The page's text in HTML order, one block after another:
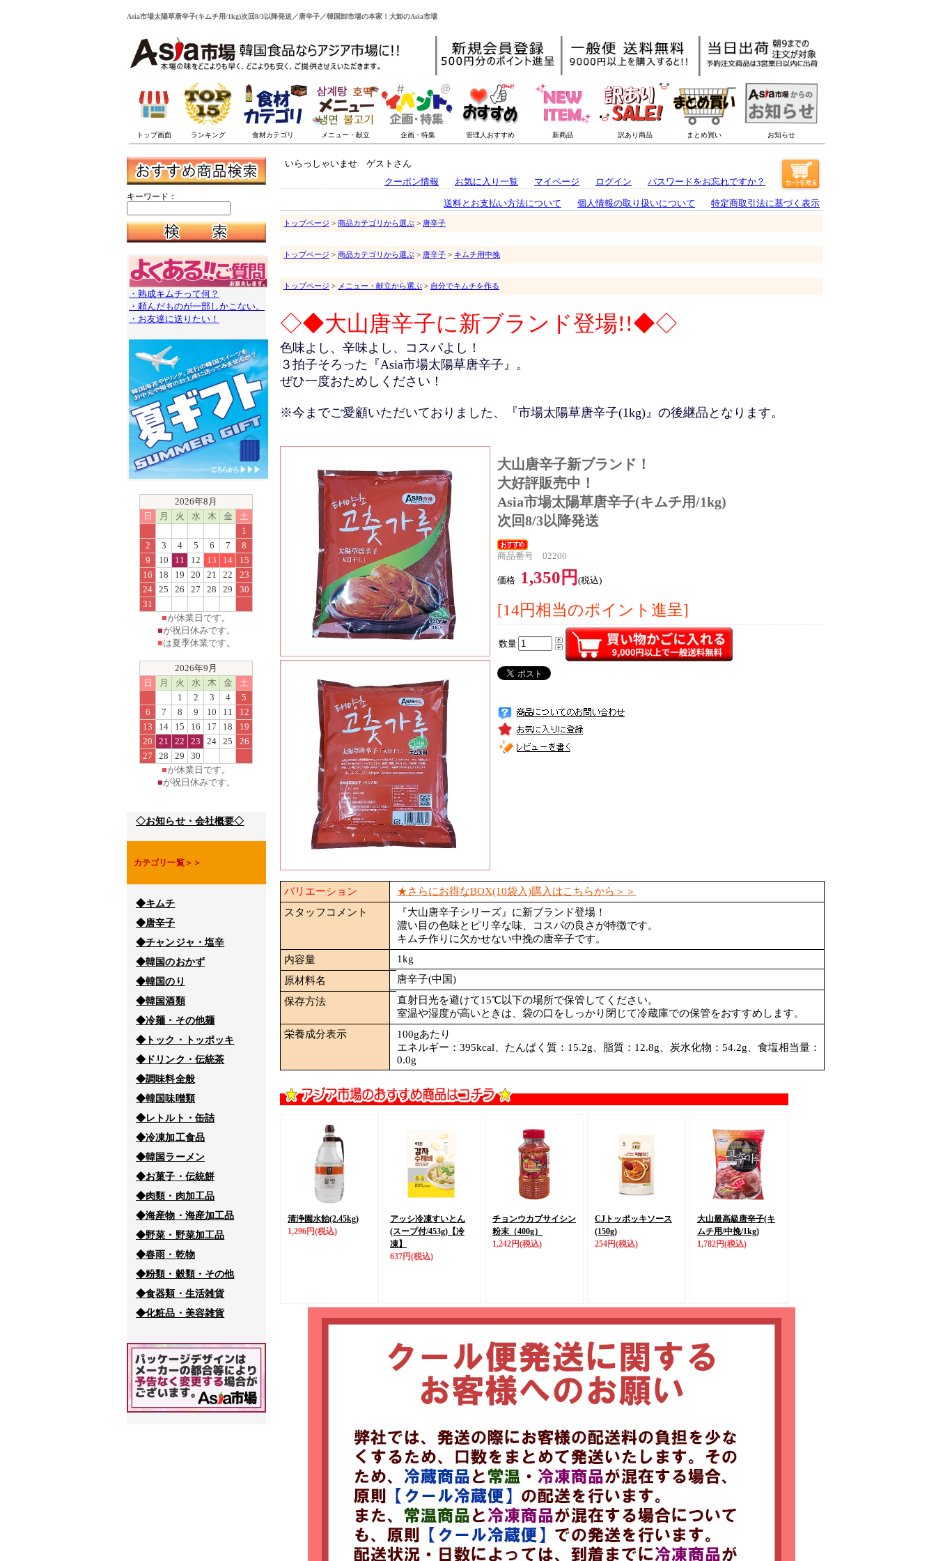
Asia市場太陽草唐辛子(キムチ用/1kg)次回8/3以降発送／唐辛子／韓国卸市場の本家！大卸のAsia市場
キーワード：
・熟成キムチって何？
・頼んだものが一部しかこない。
・お友達に送りたい！
2026年8月
日
月 火 水 木 金
土
1
2
3 4 5 6 7
8
9
10 11 12 13 14
15
16
18 19 20 21 22
23
24 25 26 27 28 29
30
31
■が休業日です。
■が祝日休みです。
■は夏季休業です。
2026年9月
日
月 火 水 木 金
土
1
2 3 4
5
6
7 8 9 10 11
12
13
14 15 16 17 18
19
20
21 22 23 24 25
26
27
28 29
30
■が休業日です。
■が祝日休みです。
◇お知らせ・会社概要◇
カテゴリ一覧＞＞
◆キムチ
◆唐辛子
◆チャンジャ・塩辛
◆韓国のおかず
◆韓国のり
◆韓国酒類
◆冷麺・その他麺
◆トック・トッポッキ
◆ドリンク・伝統茶
◆調味料全般
◆韓国味噌類
◆レトルト・缶詰
◆冷凍加工食品
◆韓国ラーメン
◆お菓子・伝統餅
◆肉類・肉加工品
◆海産物・海産加工品
◆野菜・野菜加工品
◆春雨・乾物
◆粉類・穀類・その他
◆食器類・生活雑貨
◆化粧品・美容雑貨
いらっしゃいませ ゲストさん
クーポン情報
お気に入り一覧 マイページ ログイン パスワードをお忘れですか？
送料とお支払い方法について 個人情報の取り扱いについて 特定商取引法に基づく表示
トップページ > 商品カテゴリから選ぶ > 唐辛子
トップページ > 商品カテゴリから選ぶ > 唐辛子 > キムチ用中挽
トップページ > メニュー・献立から選ぶ > 自分でキムチを作る
◇◆大山唐辛子に新ブランド登場!!◆◇
色味よし、辛味よし、コスパよし！
３拍子そろった『Asia市場太陽草唐辛子』。
ぜひ一度おためしください！
※今までご愛顧いただいておりました、『市場太陽草唐辛子(1kg)』の後継品となります。
大山唐辛子新ブランド！
大好評販売中！
Asia市場太陽草唐辛子(キムチ用/1kg)
次回8/3以降発送
商品番号 02200
価格 1,350円 (税込)
[14円相当のポイント進呈]
数量
バリエーション
★さらにお得なBOX(10袋入)購入はこちらから＞＞
スタッフコメント
『大山唐辛子シリーズ』に新ブランド登場！
濃い目の色味とピリ辛な味、コスパの良さが特徴です。
キムチ作りに欠かせない中挽の唐辛子です。
内容量
1kg
原材料名
唐辛子(中国)
保存方法
直射日光を避けて15℃以下の場所で保管してください。
室温や湿度が高いときは、袋の口をしっかり閉じて冷蔵庫での保管をおすすめします。
栄養成分表示
100gあたり
エネルギー：395kcal、たんぱく質：15.2g、脂質：12.8g、炭水化物：54.2g、食塩相当量：
0.0g
清浄園水飴(2.45kg)
1,296円(税込)
アッシ冷凍すいとん
(スープ付/453g) 【冷
凍】
637円(税込)
チョンウカプサイシン
粉末（400g）
1,242円(税込)
CJトッポッキソース
(150g)
254円(税込)
大山最高級唐辛子(キ
ムチ用/中挽/1kg)
1,782円(税込)